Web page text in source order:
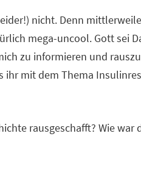
nicht. Denn
mega-uncool. Gott sei
zu informieren und
ihr mit dem Thema
rausgeschafft? Wie war